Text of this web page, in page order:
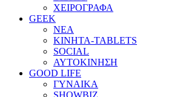
ΧΕΙΡΟΓΡΑΦΑ
GEEK
ΝΕΑ
ΚΙΝΗΤΑ-TABLETS
SOCIAL
ΑΥΤΟΚΙΝΗΣΗ
GOOD LIFE
ΓΥΝΑΙΚΑ
SHOWBIZ